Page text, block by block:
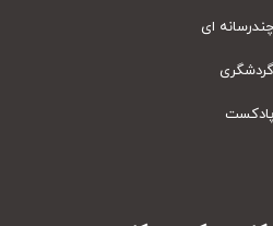
ای